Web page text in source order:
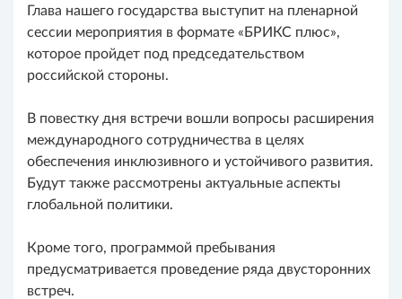
Глава нашего государства выступит на пленарной
сессии мероприятия в формате «БРИКС плюс»,
которое пройдет под председательством
российской стороны.
В повестку дня встречи вошли вопросы расширения
международного сотрудничества в целях
обеспечения инклюзивного и устойчивого развития.
Будут также рассмотрены актуальные аспекты
глобальной политики.
Кроме того, программой пребывания
предусматривается проведение ряда двусторонних
встреч.